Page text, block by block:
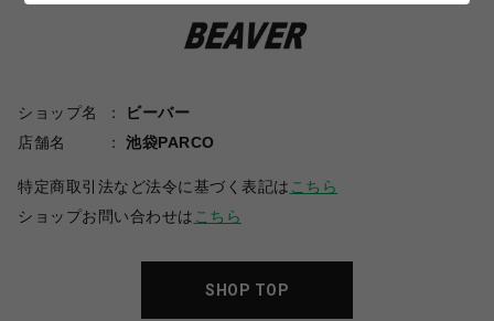
ショップ名
ビーバー
店舗名
池袋PARCO
特定商取引法など法令に基づく表記は こちら
ショップお問い合わせは こちら
SHOP TOP